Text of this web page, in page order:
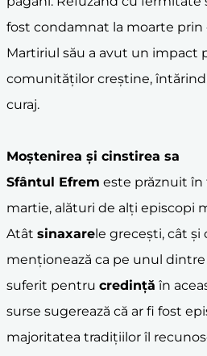
fost condamnat la moarte prin
Martiriul său a avut un impact
comunităților creștine,
curaj.
Moștenirea și cinstirea sa
Sfântul Efrem este prăznuit în
martie, alături de alți episcopi
Atât sinaxarele grecești, cât și
menționează ca pe unul dintre
suferit pentru credință în
surse sugerează că ar fi fost
majoritatea tradițiilor îl